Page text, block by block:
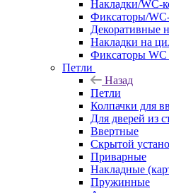
Накладки/WC-
Фиксаторы/
Декоративные
Накладки на
Фиксаторы
Петли
Назад
Петли
Колпачки для
Для дверей из
Ввертные
Скрытой
Приварные
Накладные
Пружинные